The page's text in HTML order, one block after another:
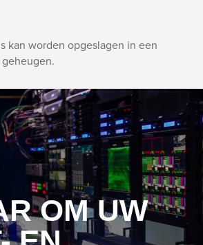
kan worden opgeslagen in een
OM UW